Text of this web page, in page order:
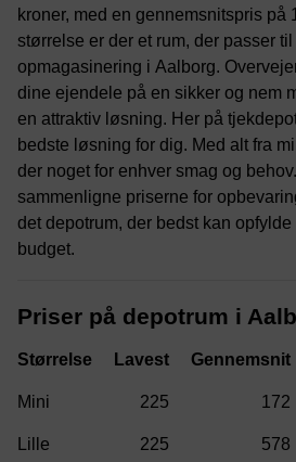
kroner, med en gennemsnitspris på
størrelse er der et rum, der passer
opmagasinering i Aalborg.
dine ejendele på en sikker og nem
en attraktiv løsning. Her på
bedste løsning for dig. Med alt fra
der noget for enhver smag og
sammenligne priserne for
det depotrum, der bedst kan
budget.
Priser på depotrum i
Størrelse
225 172
225 578